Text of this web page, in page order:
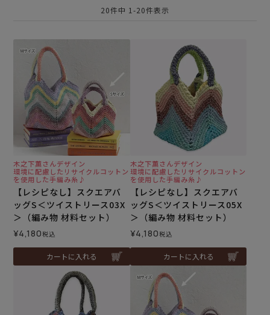
20件中 1 -20件表示
木之下薫さんデザイン
環境に配慮したリサイクルコットン
を使用した手編み糸♪
【レシピなし】スクエアバ
ッグS＜ツイストリース03X
＞（編み物 材料セット）
¥4,180税込
カートに入れる
木之下薫さんデザイン
環境に配慮したリサイクルコットン
を使用した手編み糸♪
【レシピなし】スクエアバ
ッグS＜ツイストリース05X
＞（編み物 材料セット）
¥4,180税込
カートに入れる